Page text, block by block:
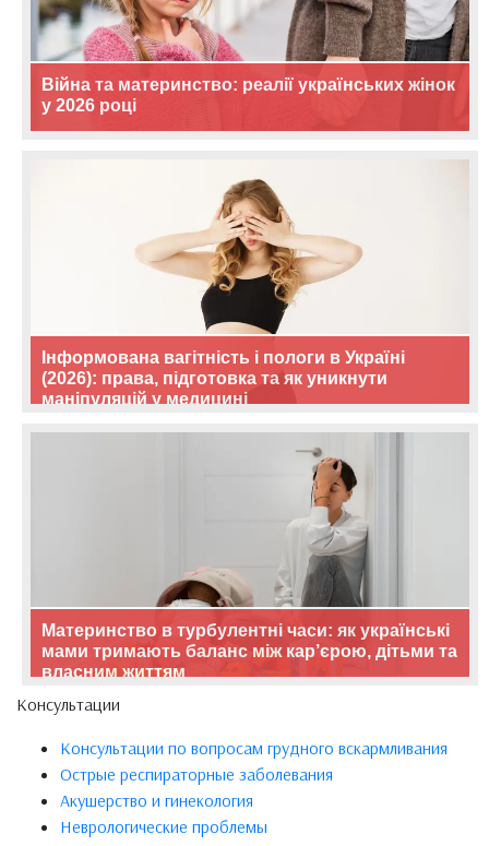
Війна та материнство: реалії українських жінок
у 2026 році
Інформована вагітність і пологи в Україні
(2026): права, підготовка та як уникнути
маніпуляцій у медицині
Материнство в турбулентні часи: як українські
мами тримають баланс між кар’єрою, дітьми та
власним життям
Консультации
Консультации по вопросам грудного вскармливания
Острые респираторные заболевания
Акушерство и гинекология
Неврологические проблемы